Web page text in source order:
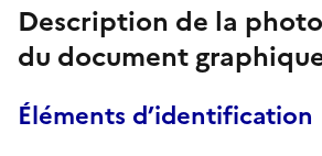
Description de la
du document
Éléments d’identification